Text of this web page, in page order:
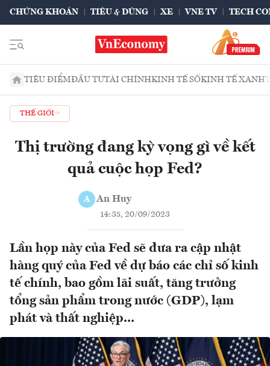
CHỨNG KHOÁN TIÊU & DÙNG XE VNE TV TECH
TIÊU ĐIỂMĐẦU TƯTÀI CHÍNHKINH TẾ SỐKINH TẾ XANH
THẾ GIỚI
Thị trường đang kỳ vọng gì về kết
quả cuộc họp Fed?
A An Huy
14:35, 20/09/2023
Lần họp này của Fed sẽ đưa ra cập nhật
hàng quý của Fed về dự báo các chỉ số kinh
tế chính, bao gồm lãi suất, tăng trưởng
tổng sản phẩm trong nước (GDP), lạm
phát và thất nghiệp...